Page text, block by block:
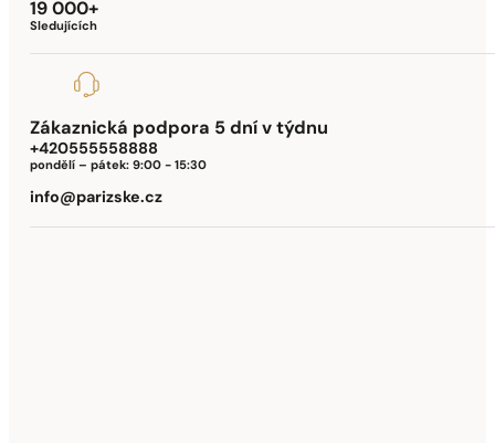
19 000+
Sledujících
Zákaznická podpora 5 dní v týdnu
+420555558888
pondělí – pátek:9:00 - 15:30
info@parizske.cz